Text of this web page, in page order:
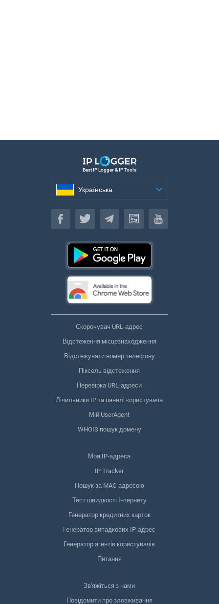
Best IP Logger & IP Tools
Українська
Українська
Скорочувач URL-адрес
Відстеження місцезнаходження
Відстежувати номер телефону
Піксель відстеження
Перевірка URL-адреси
Лічильники IP та панелі користувача
Мій UserAgent
WHOIS пошук домену
Моя IP-адреса
IP Tracker
Пошук за MAC-адресою
Тест швидкості Інтернету
Генератор кредитних карток
Генератор випадкових IP-адрес
Генератор агентів користувачів
Питання
Зв'яжіться з нами
Повідомити про зловживання